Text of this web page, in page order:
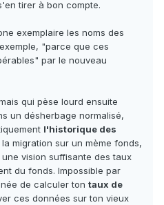
tirer à bon compte.
exemplaire les noms des
"parce que ces
par le nouveau
qui pèse lourd ensuite
un désherbage normalisé,
l'historique des
migration sur un mème fonds,
vision suffisante des taux
du fonds. Impossible par
de calculer ton taux de
ces données sur ton vieux